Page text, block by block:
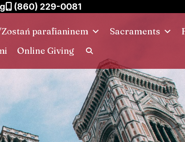
(860) 229-0081
parafianinem Sacraments
Online Giving